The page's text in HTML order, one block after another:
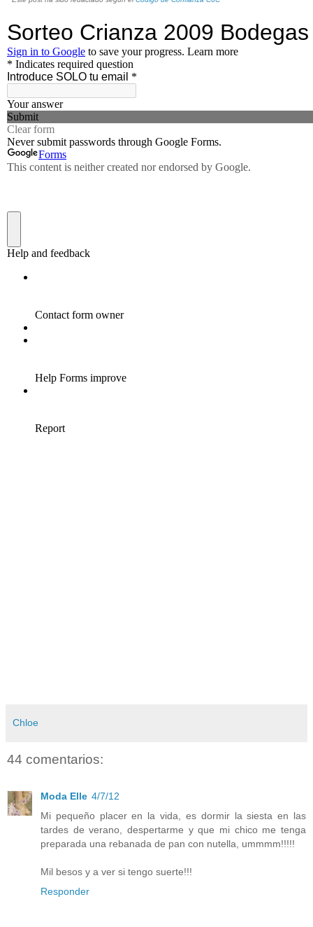
Chloe
44 comentarios:
Moda Elle 4/7/12
Mi pequeño placer en la vida, es dormir la siesta en las
tardes de verano, despertarme y que mi chico me tenga
preparada una rebanada de pan con nutella, ummmm!!!!!
Mil besos y a ver si tengo suerte!!!
Responder